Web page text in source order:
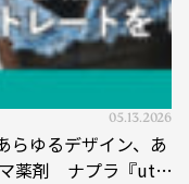
05.13.2026
ゆるデザイン、あ
マ薬剤 ナプラ『ut-